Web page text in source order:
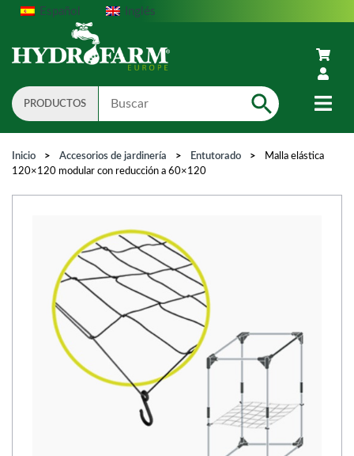
Español Inglés
Search
PRODUCTOS
Inicio > Accesorios de jardinería > Entutorado >
Malla elástica
120×120 modular con reducción a 60×120